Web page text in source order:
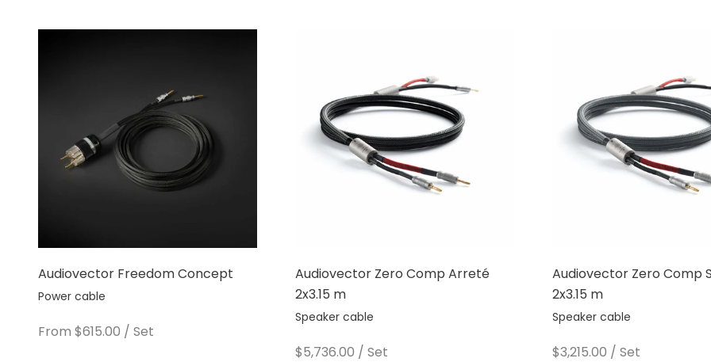
Audiovector Freedom Concept
Power cable
Sale price / Set
From $615.00
Audiovector Zero Comp Arreté
2x3.15 m
Speaker cable
Sale price / Set
$5,736.00
Audiovector Zero Comp
2x3.15 m
Speaker cable
Sale price/ Set
$3,215.00